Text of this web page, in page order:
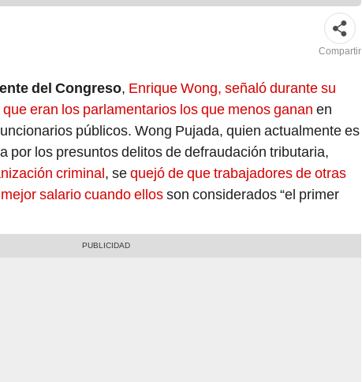
Compartir
del Congreso, Enrique Wong, señaló durante su
eran los parlamentarios los que menos ganan en
públicos. Wong Pujada, quien actualmente es
por los presuntos delitos de defraudación tributaria,
criminal, sequejó de que trabajadores de otras
salario cuando ellosson considerados “el primer